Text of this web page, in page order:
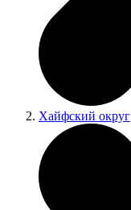
Хайфский округ